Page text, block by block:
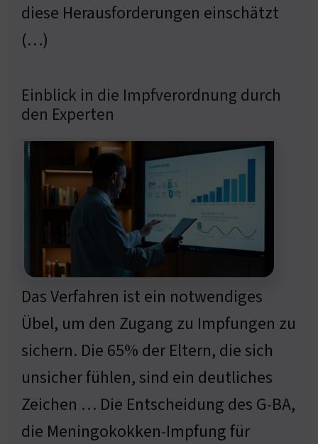
diese Herausforderungen einschätzt
(…)
Einblick in die Impfverordnung durch
den Experten
Das Verfahren ist ein notwendiges
Übel, um den Zugang zu Impfungen zu
sichern. Die 65% der Eltern, die sich
unsicher fühlen, sind ein deutliches
Zeichen … Die Entscheidung des G-BA,
die Meningokokken-Impfung für